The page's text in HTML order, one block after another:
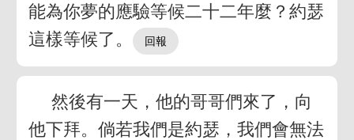
能為你夢的應驗等候二十二年麼？約瑟
這樣等候了。
然後有一天，他的哥哥們來了，向
他下拜。倘若我們是約瑟，我們會無法